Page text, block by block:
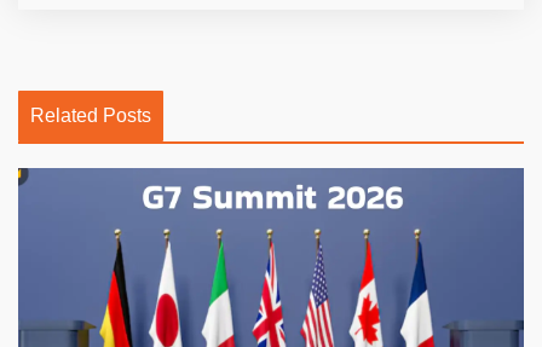
Related Posts